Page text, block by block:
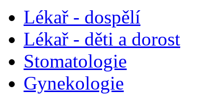
Lékař - dospělí
Lékař - děti a dorost
Stomatologie
Gynekologie